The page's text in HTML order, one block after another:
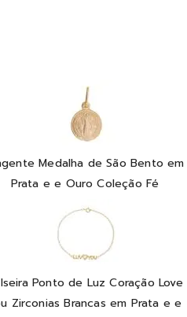
Medalha de São Bento em
Prata e e Ouro Coleção Fé
Ponto de Luz Coração Love
Zirconias Brancas em Prata e e